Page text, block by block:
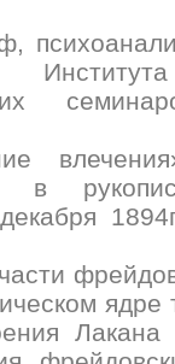
в
ядре
Лакана